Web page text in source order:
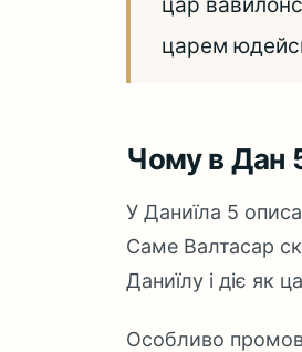
царем
Чому в Дан
У Даниїла 5
Саме Валтасар
Даниїлу і діє як
Особливо